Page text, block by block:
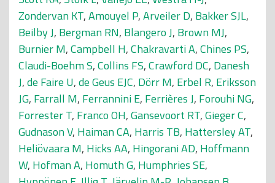
Zondervan KT,Amouyel P,Arveiler D, Bakker SJL,
Beilby J, Bergman RN, Blangero J, Brown MJ,
Burnier M,Campbell H,Chakravarti A,Chines PS,
Claudi-Boehm S,Collins FS,Crawford DC, Danesh
J,de Faire U,de Geus EJC, Dörr M, Erbel R, Eriksson
JG, Farrall M, Ferrannini E, Ferrières J, Forouhi NG,
Forrester T, Franco OH,Gansevoort RT,Gieger C,
Gudnason V, Haiman CA, Harris TB, Hattersley AT,
Heliövaara M, Hicks AA, Hingorani AD, Hoffmann
W, Hofman A, Homuth G, Humphries SE,